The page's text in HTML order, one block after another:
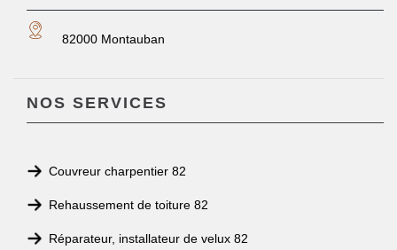
82000 Montauban
NOS SERVICES
Couvreur charpentier 82
Rehaussement de toiture 82
Réparateur, installateur de velux 82